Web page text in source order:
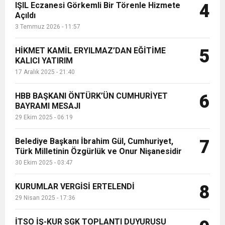
IŞIL Eczanesi Görkemli Bir Törenle Hizmete
Açıldı
3 Temmuz 2026 - 11:57
4
HİKMET KAMİL ERYILMAZ’DAN EĞİTİME
KALICI YATIRIM
17 Aralık 2025 - 21:40
5
HBB BAŞKANI ÖNTÜRK’ÜN CUMHURİYET
BAYRAMI MESAJI
29 Ekim 2025 - 06:19
6
Belediye Başkanı İbrahim Gül, Cumhuriyet,
Türk Milletinin Özgürlük ve Onur Nişanesidir
30 Ekim 2025 - 03:47
7
KURUMLAR VERGİSİ ERTELENDİ
29 Nisan 2025 - 17:36 8
İTSO İŞ-KUR SGK TOPLANTI DUYURUSU